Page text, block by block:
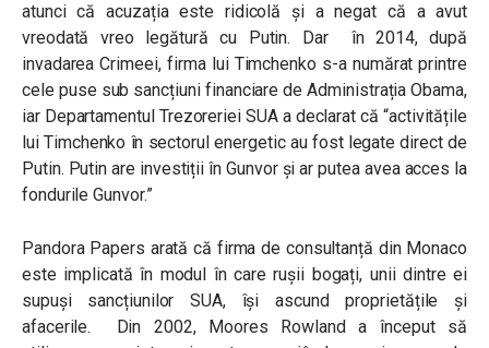
atunci că acuzația este ridicolă și a negat că a avut
vreodată vreo legătură cu Putin. Dar în 2014, după
invadarea Crimeei, firma lui Timchenko s-a numărat printre
cele puse sub sancțiuni financiare de Administrația Obama,
iar Departamentul Trezoreriei SUA a declarat că “activitățile
lui Timchenko în sectorul energetic au fost legate direct de
Putin. Putin are investiții în Gunvor și ar putea avea acces la
fondurile Gunvor.”
Pandora Papers arată că firma de consultanță din Monaco
este implicată în modul în care rușii bogați, unii dintre ei
supuși sancțiunilor SUA, își ascund proprietățile și
afacerile. Din 2002, Moores Rowland a început să